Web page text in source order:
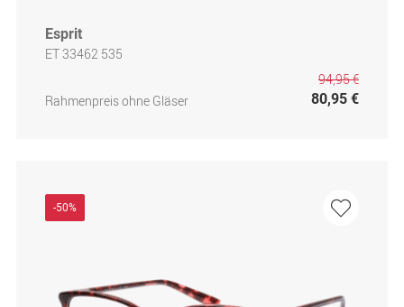
Esprit
ET 33462 535
Rahmenpreis ohne Gläser
94,95 €
80,95 €
-50%